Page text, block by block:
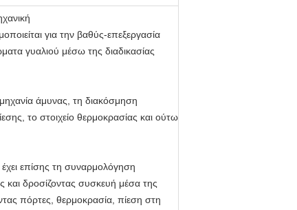
για την βαθύς-επεξεργασία
γυαλιού μέσω της διαδικασίας
άμυνας, τη διακόσμηση
το στοιχείο θερμοκρασίας και ούτω
επίσης τη συναρμολόγηση
και δροσίζοντας συσκευή μέσα της
πόρτες, θερμοκρασία, πίεση στη